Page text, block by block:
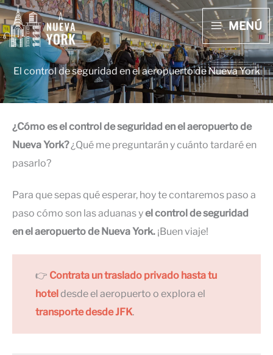
Ir
al
contenido
MAIN
MENU
MENÚ
El control de seguridad en el aeropuerto de Nueva York
¿Cómo es el control de seguridad en el aeropuerto de
Nueva York?¿Qué me preguntarán y cuánto tardaré en
pasarlo?
Para que sepas qué esperar, hoy te contaremos paso a
paso cómo son las aduanas yel control de seguridad
en el aeropuerto de Nueva York. ¡Buen viaje!
👉 Contrata un traslado privado hasta tu
hoteldesde el aeropuerto o explora el
transporte desde JFK.